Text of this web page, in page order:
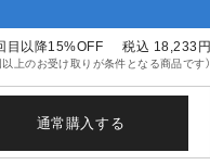
目以降15%OFF 税込 18,233 円
以上のお受け取りが条件となる商品です）
通常購入する